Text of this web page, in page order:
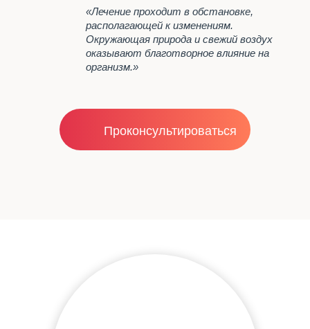
Контакты
«Лечение проходит в обстановке,
располагающей к изменениям.
Окружающая природа и свежий воздух
оказывают благотворное влияние на
организм.»
Проконсультироваться